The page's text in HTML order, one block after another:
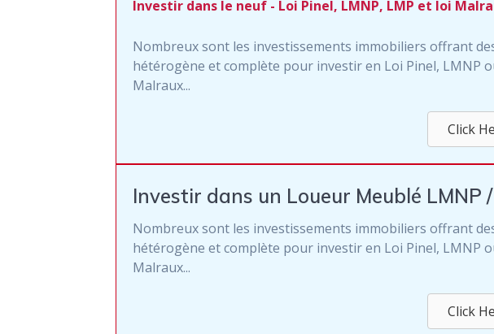
Investir dans le neuf - Loi Pinel, LMNP, LMP et loi
Nombreux sont les investissements immobiliers offrant
hétérogène et complète pour investir en Loi Pinel, LMNP
Malraux...
Click
Investir dans un Loueur Meublé LMNP /
Nombreux sont les investissements immobiliers offrant
hétérogène et complète pour investir en Loi Pinel, LMNP
Malraux...
Click